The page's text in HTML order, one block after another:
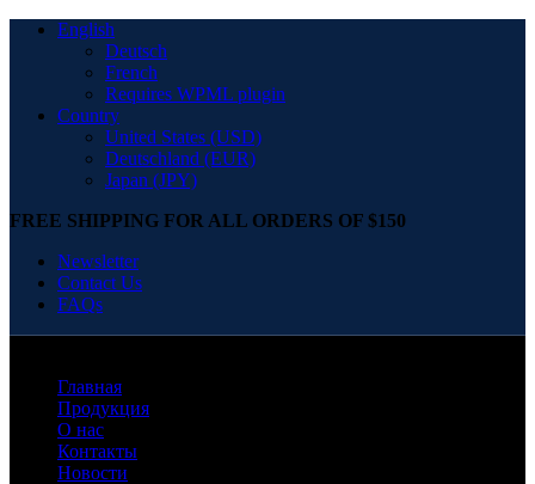
English
Deutsch
French
Requires WPML plugin
Country
United States (USD)
Deutschland (EUR)
Japan (JPY)
FREE SHIPPING FOR ALL ORDERS OF $150
Newsletter
Contact Us
FAQs
Главная
Продукция
О нас
Контакты
Новости